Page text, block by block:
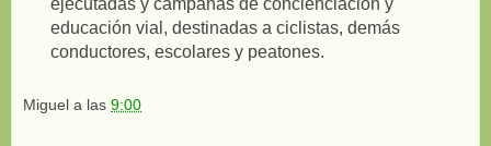
ejecutadas y campañas de concienciación y
educación vial, destinadas a ciclistas, demás
conductores, escolares y peatones.
Miguel a las 9:00